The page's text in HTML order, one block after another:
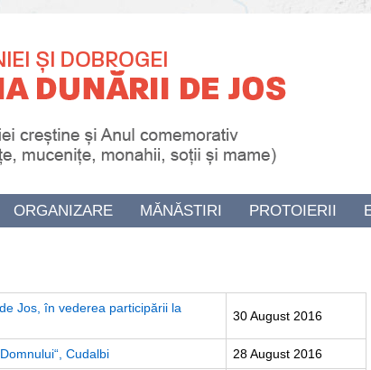
ORGANIZARE MĂNĂSTIRI PROTOIERII
Jos, în vederea participării la
30 August 2016
Cudalbi 28 August 2016